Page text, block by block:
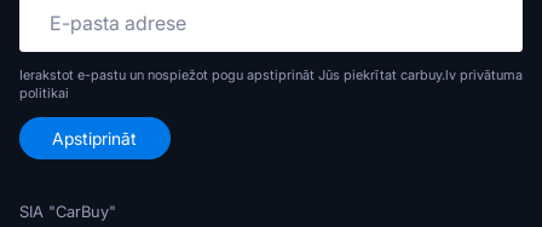
Ierakstot e-pastu un nospiežot pogu apstiprināt Jūs piekrītat carbuy.lv privātuma
politikai
SIA "CarBuy"